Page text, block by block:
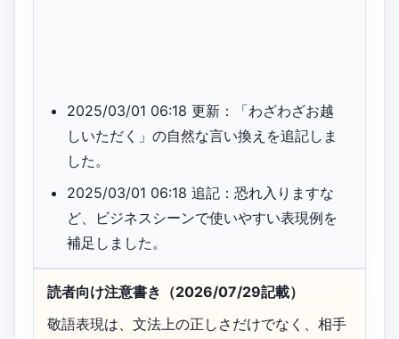
2025/03/01 06:18 更新：「わざわざお越
しいただく」の自然な言い換えを追記しま
した。
2025/03/01 06:18 追記：恐れ入りますな
ど、ビジネスシーンで使いやすい表現例を
補足しました。
読者向け注意書き（2026/07/29記載）
敬語表現は、文法上の正しさだけでなく、相手